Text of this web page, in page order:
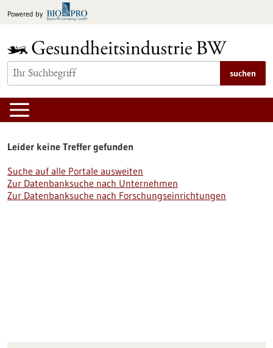
Inhalt
Powered by
suchen
Leider keine Treffer gefunden
Suche auf alle Portale ausweiten
Zur Datenbanksuche nach Unternehmen
Zur Datenbanksuche nach Forschungseinrichtungen